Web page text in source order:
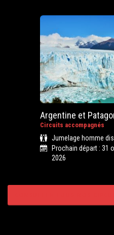
Argentine et
Circuits accompagnés
Jumelage homme
Prochain départ : 31
2026